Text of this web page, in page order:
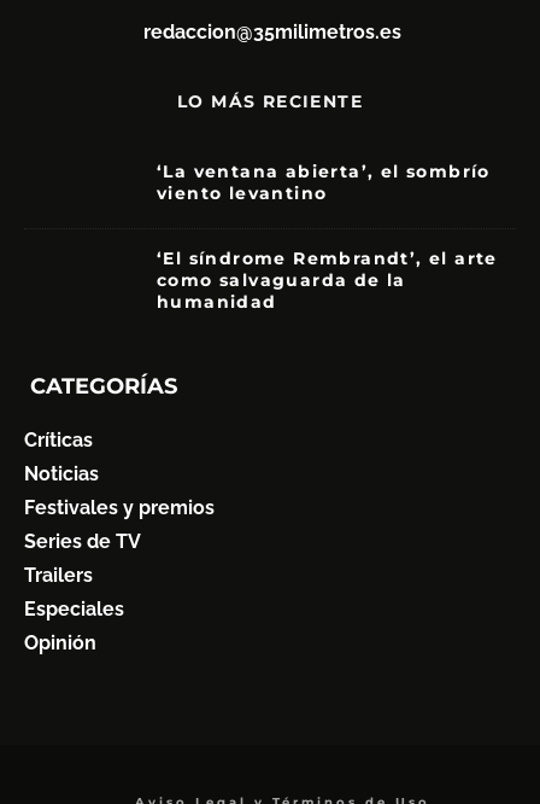
redaccion@35milimetros.es
LO MÁS RECIENTE
‘La ventana abierta’, el sombrío
viento levantino
‘El síndrome Rembrandt’, el arte
como salvaguarda de la
humanidad
CATEGORÍAS
Críticas
Noticias
Festivales y premios
Series de TV
Trailers
Especiales
Opinión